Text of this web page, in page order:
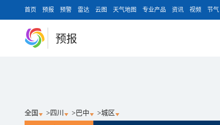
首页 预报 预警 雷达 云图 天气地图 专业产品 资讯 视频 节气
预报
全国 > 四川 > 巴中 >城区